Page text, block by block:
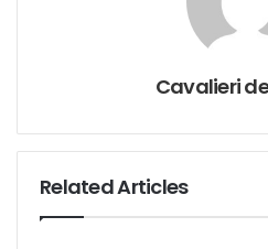
Cavalieri
Related Articles